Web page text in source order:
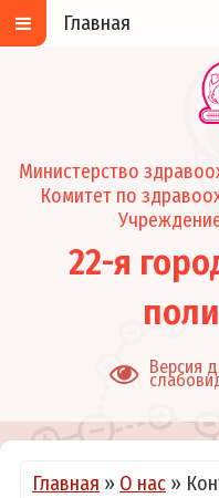
Министерство
Комитет по
22-я
Версия
Главная
Главная » О нас »